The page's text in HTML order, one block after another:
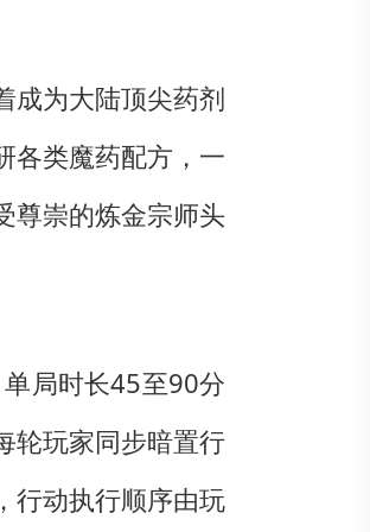
成为大陆顶尖药剂
各类魔药配方，一
尊崇的炼金宗师头
局时长45至90分
轮玩家同步暗置行
行动执行顺序由玩